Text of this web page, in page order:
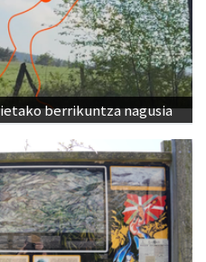
berrikuntza nagusia